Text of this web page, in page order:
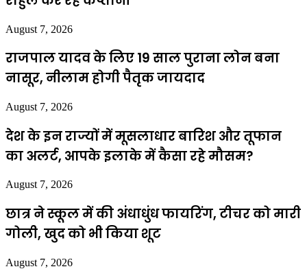
August 7, 2026
राजपाल यादव के लिए 19 साल पुराना लोन बना
नासूर, नीलाम होगी पैतृक जायदाद
August 7, 2026
देश के इन राज्यों में मूसलाधार बारिश और तूफान
का अलर्ट, आपके इलाके में कैसा रहे मौसम?
August 7, 2026
छात्र ने स्कूल में की अंधाधुंध फायरिंग, टीचर को मारी
गोली, खुद को भी किया शूट
August 7, 2026